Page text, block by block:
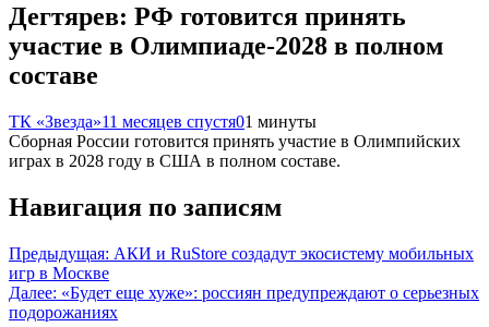
Дегтярев: РФ готовится принять
участие в Олимпиаде-2028 в полном
составе
ТК «Звезда»11 месяцев спустя01 минуты
Сборная России готовится принять участие в Олимпийских
играх в 2028 году в США в полном составе.
Навигация по записям
Предыдущая: АКИ и RuStore создадут экосистему мобильных
игр в Москве
Далее: «Будет еще хуже»: россиян предупреждают о серьезных
подорожаниях